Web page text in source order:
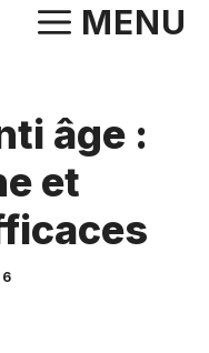
MENU
âge :
et